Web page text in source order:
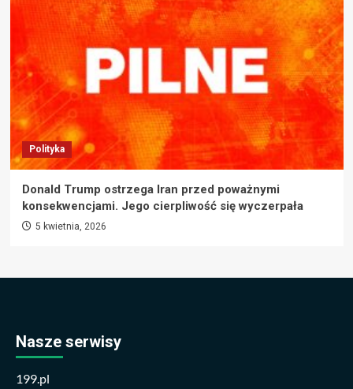
Polityka
Donald Trump ostrzega Iran przed poważnymi
konsekwencjami. Jego cierpliwość się wyczerpała
5 kwietnia, 2026
Nasze serwisy
199.pl